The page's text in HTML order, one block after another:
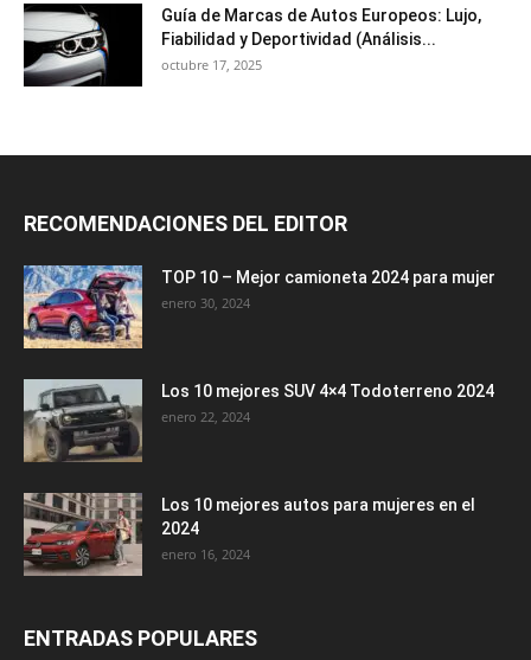
Guía de Marcas de Autos Europeos: Lujo,
Fiabilidad y Deportividad (Análisis...
octubre 17, 2025
RECOMENDACIONES DEL EDITOR
TOP 10 – Mejor camioneta 2024 para mujer
enero 30, 2024
Los 10 mejores SUV 4×4 Todoterreno 2024
enero 22, 2024
Los 10 mejores autos para mujeres en el
2024
enero 16, 2024
ENTRADAS POPULARES